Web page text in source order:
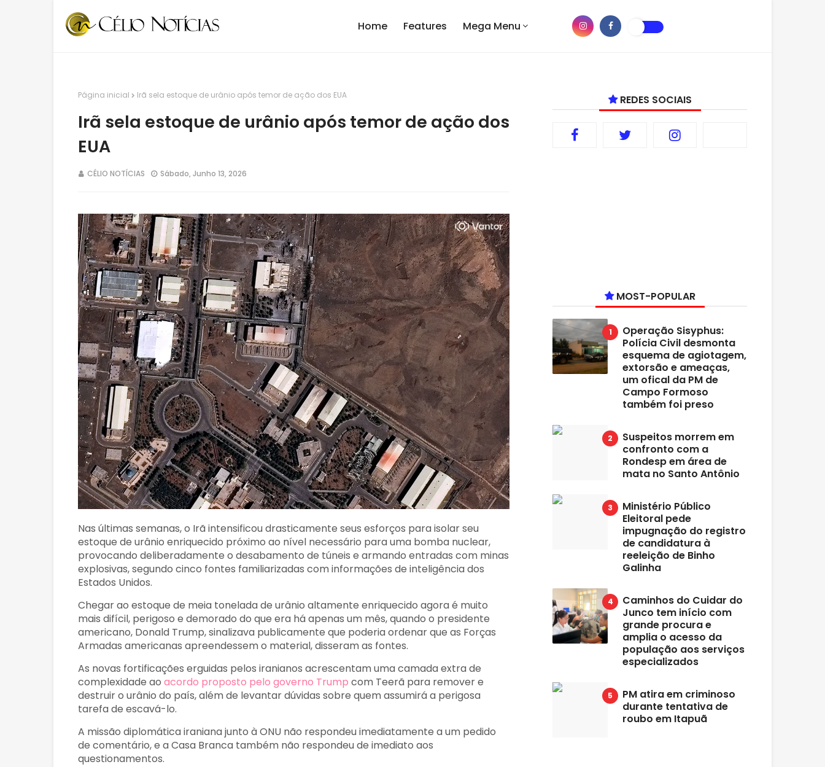
Home Features Mega Menu
Página inicial Irã sela estoque de urânio após temor de ação dos EUA
Irã sela estoque de urânio após temor de ação dos
EUA
CÉLIO NOTÍCIAS Sábado, Junho 13, 2026
Nas últimas semanas, o Irã intensificou drasticamente seus esforços para isolar seu
estoque de urânio enriquecido próximo ao nível necessário para uma bomba nuclear,
provocando deliberadamente o desabamento de túneis e armando entradas com minas
explosivas, segundo cinco fontes familiarizadas com informações de inteligência dos
Estados Unidos.
Chegar ao estoque de meia tonelada de urânio altamente enriquecido agora é muito
mais difícil, perigoso e demorado do que era há apenas um mês, quando o presidente
americano, Donald Trump, sinalizava publicamente que poderia ordenar que as Forças
Armadas americanas apreendessem o material, disseram as fontes.
As novas fortificações erguidas pelos iranianos acrescentam uma camada extra de
complexidade ao acordo proposto pelo governo Trump com Teerã para remover e
destruir o urânio do país, além de levantar dúvidas sobre quem assumirá a perigosa
tarefa de escavá-lo.
A missão diplomática iraniana junto à ONU não respondeu imediatamente a um pedido
de comentário, e a Casa Branca também não respondeu de imediato aos
questionamentos.
REDES SOCIAIS
MOST-POPULAR
Operação Sisyphus:
Polícia Civil desmonta
esquema de agiotagem,
extorsão e ameaças,
um ofical da PM de
Campo Formoso
também foi preso
Suspeitos morrem em
confronto com a
Rondesp em área de
mata no Santo Antônio
Ministério Público
Eleitoral pede
impugnação do registro
de candidatura à
reeleição de Binho
Galinha
Caminhos do Cuidar do
Junco tem início com
grande procura e
amplia o acesso da
população aos serviços
especializados
PM atira em criminoso
durante tentativa de
roubo em Itapuã